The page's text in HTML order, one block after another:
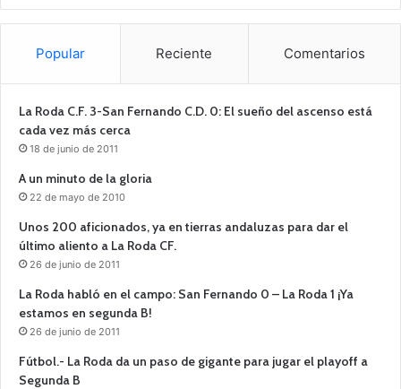
Popular Reciente Comentarios
La Roda C.F. 3-San Fernando C.D. 0: El sueño del ascenso está
cada vez más cerca
18 de junio de 2011
A un minuto de la gloria
22 de mayo de 2010
Unos 200 aficionados, ya en tierras andaluzas para dar el
último aliento a La Roda CF.
26 de junio de 2011
La Roda habló en el campo: San Fernando 0 – La Roda 1 ¡Ya
estamos en segunda B!
26 de junio de 2011
Fútbol.- La Roda da un paso de gigante para jugar el playoff a
Segunda B